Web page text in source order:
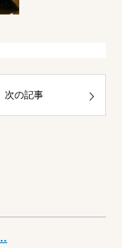
次の記事